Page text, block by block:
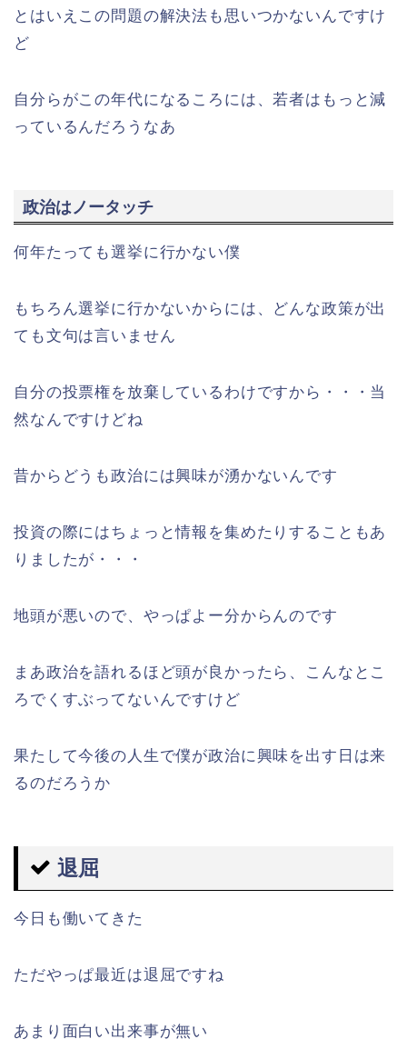
とはいえこの問題の解決法も思いつかないんですけ
ど
自分らがこの年代になるころには、若者はもっと減
っているんだろうなあ
政治はノータッチ
何年たっても選挙に行かない僕
もちろん選挙に行かないからには、どんな政策が出
ても文句は言いません
自分の投票権を放棄しているわけですから・・・当
然なんですけどね
昔からどうも政治には興味が湧かないんです
投資の際にはちょっと情報を集めたりすることもあ
りましたが・・・
地頭が悪いので、やっぱよー分からんのです
まあ政治を語れるほど頭が良かったら、こんなとこ
ろでくすぶってないんですけど
果たして今後の人生で僕が政治に興味を出す日は来
るのだろうか
退屈
今日も働いてきた
ただやっぱ最近は退屈ですね
あまり面白い出来事が無い